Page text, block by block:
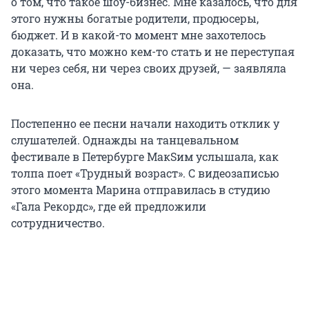
этого нужны богатые родители, продюсеры,
бюджет. И в какой-то момент мне захотелось
доказать, что можно кем-то стать и не переступая
ни через себя, ни через своих друзей, — заявляла
она.
Постепенно ее песни начали находить отклик у
слушателей. Однажды на танцевальном
фестивале в Петербурге МакSим услышала, как
толпа поет «Трудный возраст». С видеозаписью
этого момента Марина отправилась в студию
«Гала Рекордс», где ей предложили
сотрудничество.